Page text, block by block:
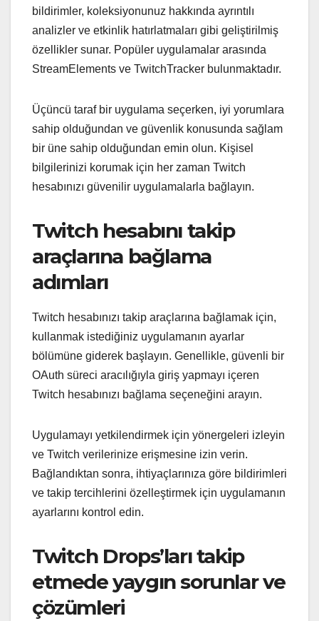
bildirimler, koleksiyonunuz hakkında ayrıntılı
analizler ve etkinlik hatırlatmaları gibi geliştirilmiş
özellikler sunar. Popüler uygulamalar arasında
StreamElements ve TwitchTracker bulunmaktadır.
Üçüncü taraf bir uygulama seçerken, iyi yorumlara
sahip olduğundan ve güvenlik konusunda sağlam
bir üne sahip olduğundan emin olun. Kişisel
bilgilerinizi korumak için her zaman Twitch
hesabınızı güvenilir uygulamalarla bağlayın.
Twitch hesabını takip
araçlarına bağlama
adımları
Twitch hesabınızı takip araçlarına bağlamak için,
kullanmak istediğiniz uygulamanın ayarlar
bölümüne giderek başlayın. Genellikle, güvenli bir
OAuth süreci aracılığıyla giriş yapmayı içeren
Twitch hesabınızı bağlama seçeneğini arayın.
Uygulamayı yetkilendirmek için yönergeleri izleyin
ve Twitch verilerinize erişmesine izin verin.
Bağlandıktan sonra, ihtiyaçlarınıza göre bildirimleri
ve takip tercihlerini özelleştirmek için uygulamanın
ayarlarını kontrol edin.
Twitch Drops’ları takip
etmede yaygın sorunlar ve
çözümleri